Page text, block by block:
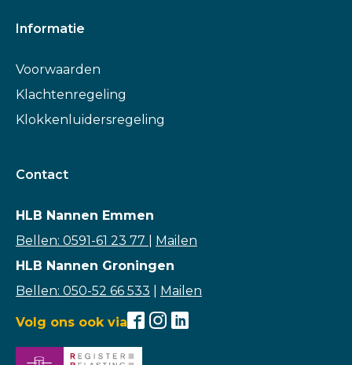
Informatie
Voorwaarden
Klachtenregeling
Klokkenluidersregeling
Contact
HLB Nannen Emmen
Bellen: 0591-61 23 77
Mailen
HLB Nannen Groningen
Bellen: 050-52 66 533
Mailen
Volg ons ook via